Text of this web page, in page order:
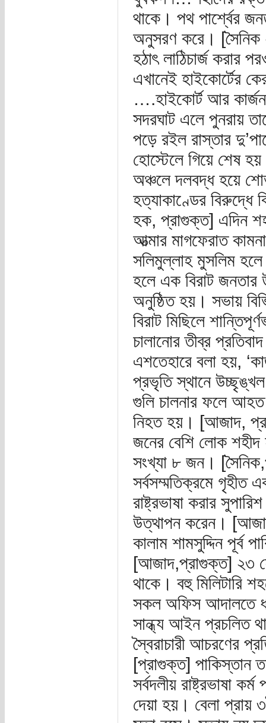
থাকে। পথ পার্শ্বের
অনুসরণ করে। [সৈনিক
হঠাৎ লাঠিচার্জ করার
এখানেই হাইকোর্টের
….হাইকোর্ট আর
সদরঘাট এলে পুনরায়
পড়ে রইল রাস্তার
হোস্টেলে গিয়ে শেষ
অঞ্চলে দলবদ্ধ হয়ে
হত্যাকাণ্ডের
হক, প্রাগুক্ত] এদিন
আত্মার মাগফেরাত
সলিমুল্লাহ মুসলিম
হলে এক বিরাট
অনুষ্ঠিত হয়। সভায়
বিরাট মিছিলে
চালানোর তীব্র
এশতেহারে বলা হয়,
প্রভৃতি স্থানে উচ্ছৃঙ্খল
গুলি চালনার ফলে
নিহত হয়। [আজাদ,
জনের বেশি লোক শহীদ
সংখ্যা ৮ জন।
সর্বসম্মতিক্রমে গৃহীত
রাষ্ট্রভাষা করার
উত্থাপন করেন।
কালাম শামসুদ্দিন পূর্ব
[আজাদ,প্রাগুক্ত] ২৩
থাকে। বহু মিলিটারি
সকল অফিস আদালতে
সান্ধ্য আইন প্রচলিত
স্বৈরাচারী আচরণের
[প্রাগুক্ত] পাকিস্তান
সর্বদলীয় রাষ্ট্রভাষা
দেয়া হয়। বেলা প্রায়